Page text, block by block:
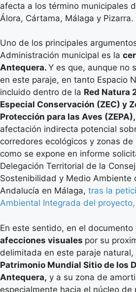
afecta a los término municipales
Álora, Cártama, Málaga y Pizarra.
Uno de los principales
Administración municipal es la
Antequera. Y es que, aunque no
en este paraje, en tanto Espacio
incluido dentro de la Red Natura
Especial Conservación (ZEC) y
Protección para las Aves (ZEPA),
afectación indirecta potencial
corredores ecológicos y zonas de
como se expone en informe
Delegación Territorial de la
Sostenibilidad y Medio Ambiente
Andalucía en Málaga, tras la
Ambiental Integrada del proyecto,
En este sentido, en el
afecciones visuales por su
delimitada en este paraje
Patrimonio Mundial Sitio de los
Antequera, y a su zona de
especialmente hacia el núcleo de